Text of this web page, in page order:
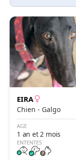
EIRA
Chien - Galgo
AGE
1 an et 2 mois
ENTENTES